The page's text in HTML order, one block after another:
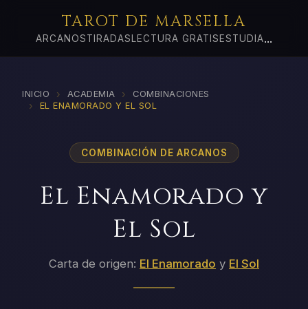
TAROT DE MARSELLA
ARCANOSTIRADAS LECTURA GRATIS ESTUDIA...
INICIO › ACADEMIA › COMBINACIONES
› EL ENAMORADO Y EL SOL
COMBINACIÓN DE ARCANOS
El Enamorado y
El Sol
Carta de origen: El Enamorado y El Sol